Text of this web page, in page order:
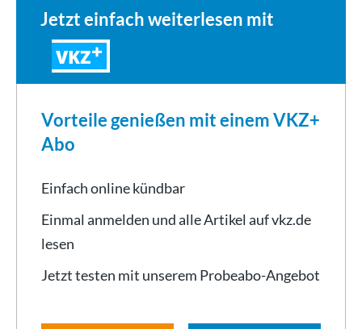
Jetzt einfach weiterlesen mit
VKZ
Vorteile genießen mit einem VKZ+
Abo
Einfach online kündbar
Einmal anmelden und alle Artikel auf vkz.de
lesen
Jetzt testen mit unserem Probeabo-Angebot